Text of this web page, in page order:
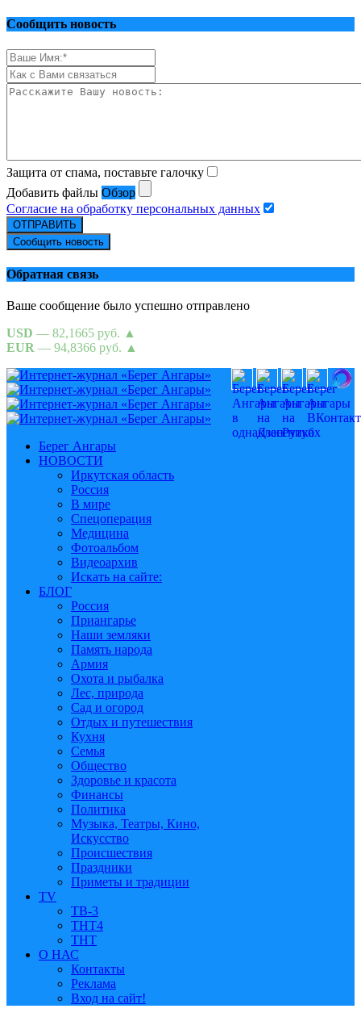
Сообщить новость
Защита от спама, поставьте галочку
Добавить файлы Обзор
Согласие на обработку персональных данных
ОТПРАВИТЬ
Сообщить новость
Обратная связь
Ваше сообщение было успешно отправлено
USD — 82,1665 руб. ▲
EUR — 94,8366 руб. ▲
Берег Ангары
НОВОСТИ
Иркутская область
Россия
В мире
Спецоперация
Медицина
Фотоальбом
Видеоархив
Искать на сайте:
БЛОГ
Россия
Приангарье
Наши земляки
Память народа
Армия
Охота и рыбалка
Лес, природа
Сад и огород
Отдых и путешествия
Кухня
Семья
Общество
Здоровье и красота
Финансы
Политика
Музыка, Театры, Кино,
Искусство
Происшествия
Праздники
Приметы и традиции
TV
ТВ-3
ТНТ4
ТНТ
О НАС
Контакты
Реклама
Вход на сайт!